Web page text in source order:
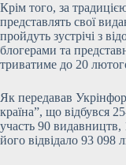
Крім того, за
представлять свої
пройдуть зустрічі з
блогерами та
триватиме до 20
Як передавав
країна”, що відбувся
участь 90 видавництв,
його відвідало 93 098